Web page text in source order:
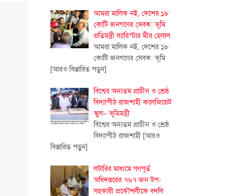
আমরা মালিক নই, দেশের ১৮
কোটি জনগণের সেবক: ভূমি
প্রতিমন্ত্রী ব্যারিস্টার মীর হেলাল
আমরা মালিক নই, দেশের ১৮
কোটি জনগণের সেবক: ভূমি
[আরও বিস্তারিত পড়ুন]
বিশ্বের অন্যতম প্রাচীন ও শ্রেষ্ঠ
বিদ্যাপীঠ রাজশাহী কলেজিয়েট
স্কুল– ভূমিমন্ত্রী
বিশ্বের অন্যতম প্রাচীন ও শ্রেষ্ঠ
বিদ্যাপীঠ রাজশাহী [আরও
বিস্তারিত পড়ুন]
লটারির মাধ্যমে গণপূর্ত
অধিদপ্তরের ৭৬৭ জন উপ-
সহকারী প্রকৌশলীকে বদলি